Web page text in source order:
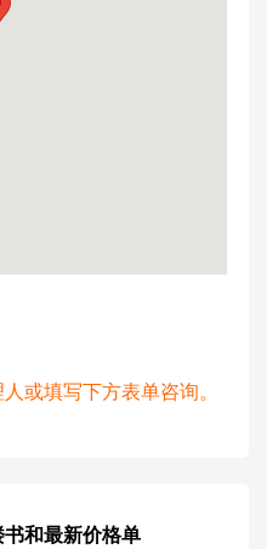
或填写下方表单咨询。
书和最新价格单